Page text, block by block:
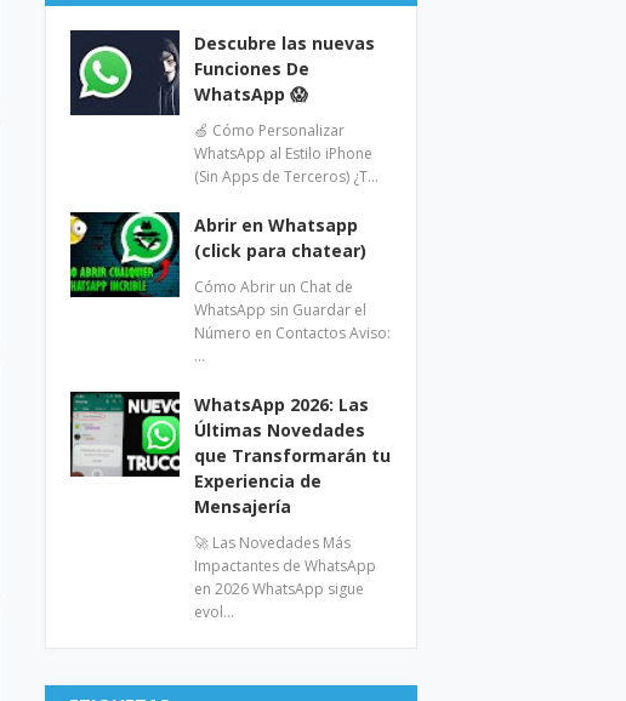
Descubre las nuevas
Funciones De
WhatsApp 😱
🍏 Cómo Personalizar
WhatsApp al Estilo iPhone
(Sin Apps de Terceros) ¿T…
Abrir en Whatsapp
(click para chatear)
Cómo Abrir un Chat de
WhatsApp sin Guardar el
Número en Contactos Aviso:
…
WhatsApp 2026: Las
Últimas Novedades
que Transformarán tu
Experiencia de
Mensajería
🚀 Las Novedades Más
Impactantes de WhatsApp
en 2026 WhatsApp sigue
evol…